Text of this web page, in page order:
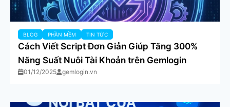
BLOG PHẦN MỀM TIN TỨC
Cách Viết Script Đơn Giản Giúp Tăng 300%
Năng Suất Nuôi Tài Khoản trên Gemlogin
01/12/2025 gemlogin.vn